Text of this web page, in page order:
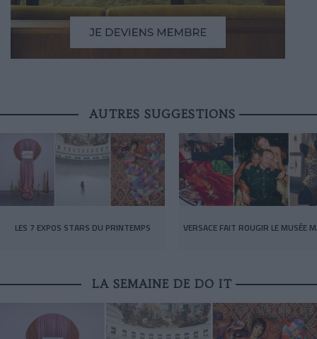
AUTRES SUGGESTIONS
LES 7 EXPOS STARS DU PRINTEMPS VERSACE FAIT ROUGIR LE MUSÉE
LA SEMAINE DE DO IT